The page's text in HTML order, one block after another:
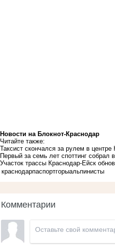
Новости на Блoкнoт-Краснодар
Читайте также:
Таксист скончался за рулем в центре
Первый за семь лет споттинг собрал
Участок трассы Краснодар-Ейск
краснодарпаспортгорыальпинисты
Комментарии